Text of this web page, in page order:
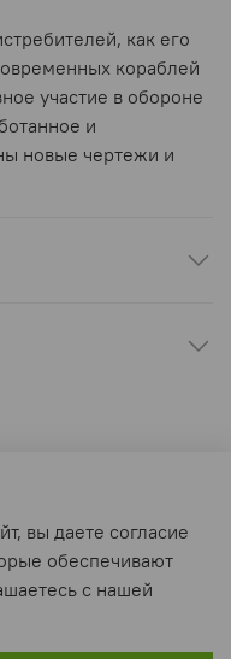
как его
кораблей
участие в обороне
и
новые чертежи и
вы даете согласие
обеспечивают
с нашей